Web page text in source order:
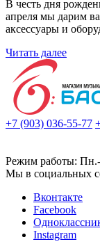
В честь дня
апреля мы дарим
аксессуары и
Читать далее
+7 (903) 036-55-77
Режим работы:
Мы в социальных
Вконтакте
Facebook
Instagram